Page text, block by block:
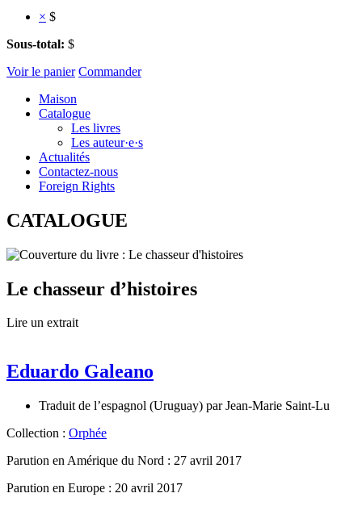
× $
Sous-total: $
Voir le panier Commander
Maison
Catalogue
Les livres
Les auteur·e·s
Actualités
Contactez-nous
Foreign Rights
CATALOGUE
Le chasseur d’histoires
Lire un extrait
Eduardo Galeano
Traduit de l’espagnol (Uruguay) parJean-Marie Saint-Lu
Collection : Orphée
Parution en Amérique du Nord : 27 avril 2017
Parution en Europe : 20 avril 2017